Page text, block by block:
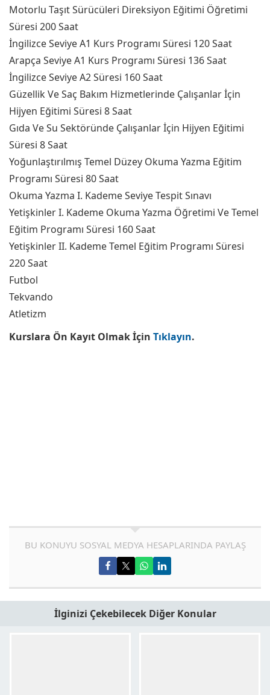
Motorlu Taşıt Sürücüleri Direksiyon Eğitimi Öğretimi
Süresi 200 Saat
İngilizce Seviye A1 Kurs Programı Süresi 120 Saat
Arapça Seviye A1 Kurs Programı Süresi 136 Saat
İngilizce Seviye A2 Süresi 160 Saat
Güzellik Ve Saç Bakım Hizmetlerinde Çalışanlar İçin
Hijyen Eğitimi Süresi 8 Saat
Gıda Ve Su Sektöründe Çalışanlar İçin Hijyen Eğitimi
Süresi 8 Saat
Yoğunlaştırılmış Temel Düzey Okuma Yazma Eğitim
Programı Süresi 80 Saat
Okuma Yazma I. Kademe Seviye Tespit Sınavı
Yetişkinler I. Kademe Okuma Yazma Öğretimi Ve Temel
Eğitim Programı Süresi 160 Saat
Yetişkinler II. Kademe Temel Eğitim Programı Süresi
220 Saat
Futbol
Tekvando
Atletizm
Kurslara Ön Kayıt Olmak İçin Tıklayın.
BU KONUYU SOSYAL MEDYA HESAPLARINDA PAYLAŞ
İlginizi Çekebilecek Diğer Konular